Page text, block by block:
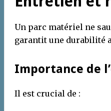
Un parc matériel ne
garantit une durabilité
Importance de
Il est crucial de :